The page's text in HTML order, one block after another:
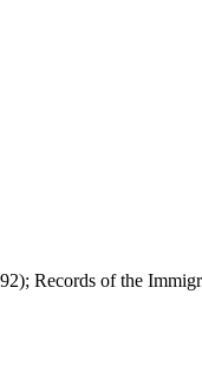
Records of the